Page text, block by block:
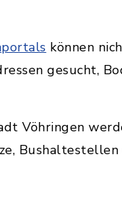
können
gesucht,
Vöhringen